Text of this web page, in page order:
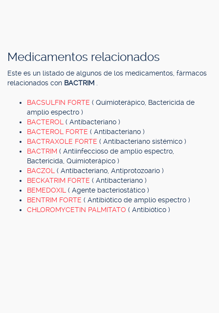
Medicamentos relacionados
Este es un listado de algunos de los medicamentos, fármacos
relacionados con BACTRIM
BACSULFIN FORTE ( Quimioterápico, Bactericida de
amplio espectro )
BACTEROL ( Antibacteriano )
BACTEROL FORTE ( Antibacteriano )
BACTRAXOLE FORTE ( Antibacteriano sistémico )
BACTRIM ( Antiinfeccioso de amplio espectro,
Bactericida, Quimioterápico )
BACZOL ( Antibacteriano, Antiprotozoario )
BECKATRIM FORTE ( Antibacteriano )
BEMEDOXIL ( Agente bacteriostático )
BENTRIM FORTE ( Antibiótico de amplio espectro )
CHLOROMYCETIN PALMITATO ( Antibiótico )